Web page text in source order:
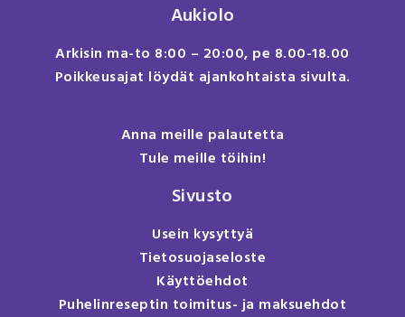
Aukiolo
Arkisin ma-to 8:00 – 20:00, pe 8.00-18.00
Poikkeusajat löydät ajankohtaista sivulta.
Anna meille palautetta
Tule meille töihin!
Sivusto
Usein kysyttyä
Tietosuojaseloste
Käyttöehdot
Puhelinreseptin toimitus- ja maksuehdot